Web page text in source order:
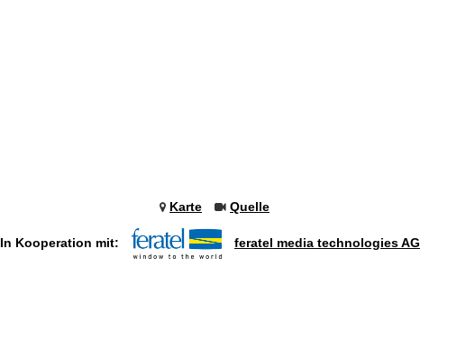
Karte Quelle
In Kooperation mit: feratel media technologies AG